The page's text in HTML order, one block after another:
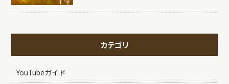
カテゴリ
YouTubeガイド